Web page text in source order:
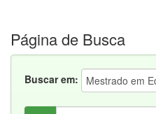
Página de Busca
Buscar em: